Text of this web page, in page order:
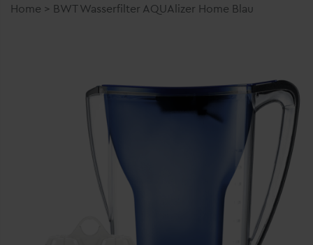
Home > BWT Wasserfilter AQUAlizer Home Blau